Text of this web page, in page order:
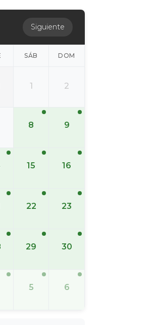
Siguiente
SÁB DOM
1 2
8 9
15 16
22 23
29 30
5 6